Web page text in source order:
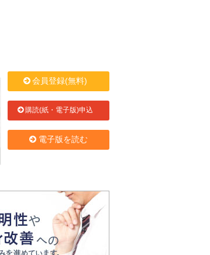
会員登録(無料)
購読(紙・電子版)申込
電子版を読む